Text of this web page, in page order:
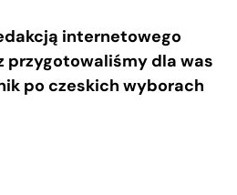
internetowego
przygotowaliśmy dla was
po czeskich wyborach